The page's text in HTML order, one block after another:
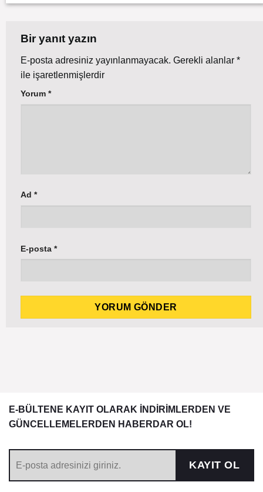
Bir yanıt yazın
E-posta adresiniz yayınlanmayacak. Gerekli alanlar *
ile işaretlenmişlerdir
Yorum *
Ad *
E-posta *
E-BÜLTENE KAYIT OLARAK İNDİRİMLERDEN VE
GÜNCELLEMELERDEN HABERDAR OL!
KAYIT OL